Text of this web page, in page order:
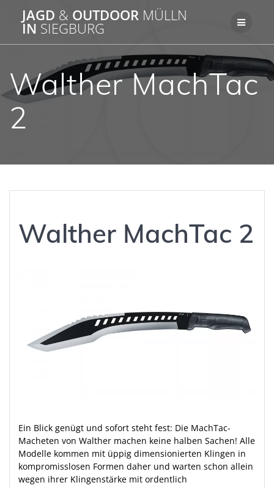
Inhalt
springen
JAGD & OUTDOORMÜLLN
IN SIEGBURG
Walther MachTac
2
Walther MachTac 2
Ein Blick genügt und sofort steht fest: Die MachTac-
Macheten von Walther machen keine halben Sachen! Alle
Modelle kommen mit üppig dimensionierten Klingen in
kompromisslosen Formen daher und warten schon allein
wegen ihrer Klingenstärke mit ordentlich